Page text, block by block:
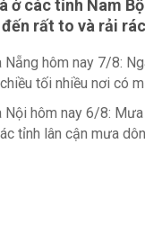
ở các tỉnh Nam
rất to và rải
hôm nay 7/8:
tối nhiều nơi có
Nội hôm nay 6/8:
tỉnh lân cận mưa